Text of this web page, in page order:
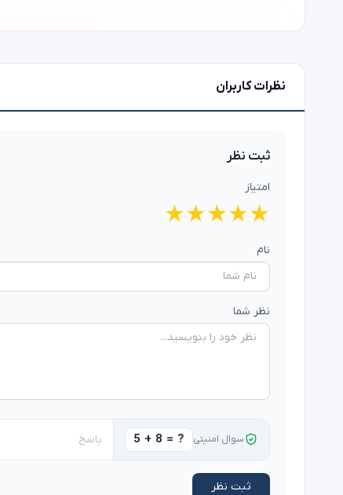
نظرات کاربران
ثبت نظر
امتیاز
★
★
★
★
★
نام
نظر شما
سوال امنیتی 5 + 8 = ?
ثبت نظر